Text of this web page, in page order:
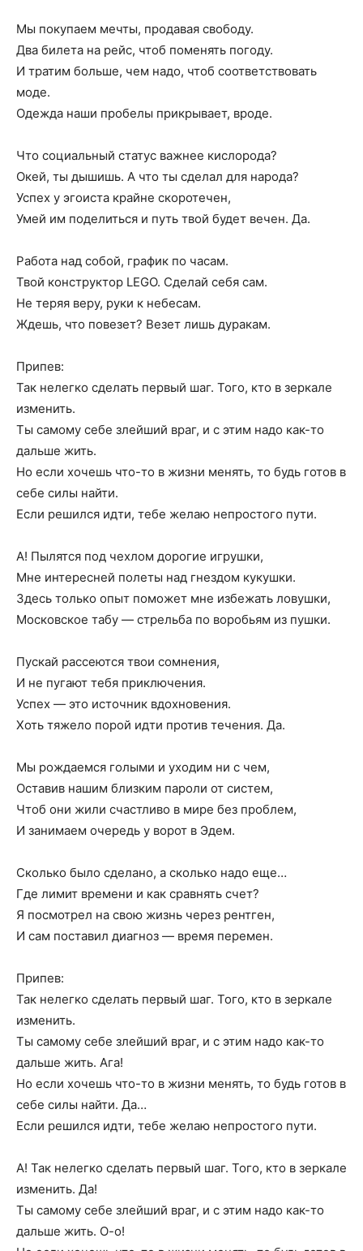
Мы покупаем мечты, продавая свободу.
Два билета на рейс, чтоб поменять погоду.
И тратим больше, чем надо, чтоб соответствовать
моде.
Одежда наши пробелы прикрывает, вроде.
Что социальный статус важнее кислорода?
Окей, ты дышишь. А что ты сделал для народа?
Успех у эгоиста крайне скоротечен,
Умей им поделиться и путь твой будет вечен. Да.
Работа над собой, график по часам.
Твой конструктор LEGO. Сделай себя сам.
Не теряя веру, руки к небесам.
Ждешь, что повезет? Везет лишь дуракам.
Припев:
Так нелегко сделать первый шаг. Того, кто в зеркале
изменить.
Ты самому себе злейший враг, и с этим надо как-то
дальше жить.
Но если хочешь что-то в жизни менять, то будь готов в
себе силы найти.
Если решился идти, тебе желаю непростого пути.
А! Пылятся под чехлом дорогие игрушки,
Мне интересней полеты над гнездом кукушки.
Здесь только опыт поможет мне избежать ловушки,
Московское табу — стрельба по воробьям из пушки.
Пускай рассеются твои сомнения,
И не пугают тебя приключения.
Успех — это источник вдохновения.
Хоть тяжело порой идти против течения. Да.
Мы рождаемся голыми и уходим ни с чем,
Оставив нашим близким пароли от систем,
Чтоб они жили счастливо в мире без проблем,
И занимаем очередь у ворот в Эдем.
Сколько было сделано, а сколько надо еще…
Где лимит времени и как сравнять счет?
Я посмотрел на свою жизнь через рентген,
И сам поставил диагноз — время перемен.
Припев:
Так нелегко сделать первый шаг. Того, кто в зеркале
изменить.
Ты самому себе злейший враг, и с этим надо как-то
дальше жить. Ага!
Но если хочешь что-то в жизни менять, то будь готов в
себе силы найти. Да…
Если решился идти, тебе желаю непростого пути.
А! Так нелегко сделать первый шаг. Того, кто в зеркале
изменить. Да!
Ты самому себе злейший враг, и с этим надо как-то
дальше жить. О-о!